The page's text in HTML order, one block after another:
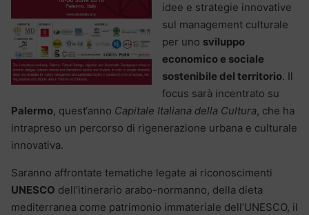
idee e strategie innovative
sul management culturale
per uno sviluppo
economico e sociale
sostenibile del territorio. Il
focus sarà incentrato su
Palermo, quest‘anno Capitale Italiana della Cultura, che ha
intrapreso un percorso di rigenerazione urbana e culturale
innovativa.
Saranno affrontate tematiche legate ai riconoscimenti
UNESCO dell’itinerario arabo-normanno, della dieta
mediterranea come patrimonio immateriale dell’UNESCO, il